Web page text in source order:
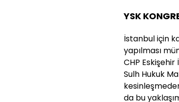
YSK
İstanbul için
yapılması
CHP
Sulh Hukuk
da bu